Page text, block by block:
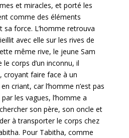
et miracles, et porté les
comme des éléments
sa force. L’homme retrouva
avec elle sur les rives de
même rive, le jeune Sam
corps d’un inconnu, il
croyant faire face à un
criant, car l’homme n’est pas
les vagues, l’homme a
son père, son oncle et
à transporter le corps chez
Pour Tabitha, comme